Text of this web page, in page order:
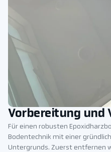
Vorbereitung und
Für einen robusten
Bodentechnik mit einer
Untergrunds. Zuerst entfernen